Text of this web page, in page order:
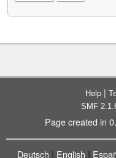
Help |
SMF
Page created in
Deutsch | English |